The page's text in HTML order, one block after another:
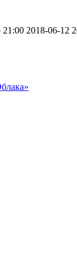
21:00 2018-06-12